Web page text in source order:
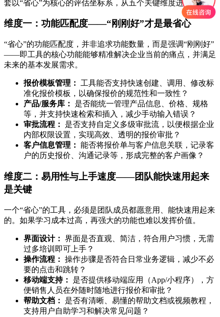
套以“省心”为核心的评估坐标系，从五个关键维度进行考量。
维度一：功能匹配度——“刚刚好”才是最省心
“省心”的功能匹配度，并非追求功能数量，而是强调“刚刚好”
——即工具的核心功能能够精准解决企业当前的痛点，并满足
未来的基本发展需求。
报价模板管理：
工具能否支持快速创建、调用、修改标
准化报价模板，以确保报价的规范性和一致性？
产品/服务库：
是否能统一管理产品信息、价格、规格
等，并支持快速检索和插入，减少手动输入错误？
审批流程：
是否支持自定义多级审批流，以便根据企业
内部权限设置，实现高效、透明的报价审批？
客户信息管理： 能否将报价单与客户信息关联，记录客
户的历史报价、沟通记录等，形成完整的客户画像？
维度二：易用性与上手速度——团队能快速用起来
是关键
一个“省心”的工具，必须是团队成员都愿意用、能快速用起来
的。如果学习成本过高，再强大的功能也难以发挥价值。
界面设计： 界面是否直观、简洁，符合用户习惯，无需
过多培训即可上手？
操作流程： 操作步骤是否符合日常业务逻辑，减少不必
要的点击和跳转？
移动端支持：
是否提供移动端应用（App/小程序），方
便销售人员在外随时随地进行报价和审批？
帮助文档：
是否有清晰、易懂的帮助文档或视频教程，
支持用户自助学习和解决常见问题？